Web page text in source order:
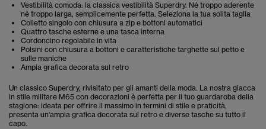
Vestibilità comoda: la classica vestibilità Superdry. Né troppo aderente
né troppo larga, semplicemente perfetta. Seleziona la tua solita taglia
Colletto singolo con chiusura a zip e bottoni automatici
Quattro tasche esterne e una tasca interna
Cordoncino regolabile in vita
Polsini con chiusura a bottoni e caratteristiche targhette sul petto e
sulle maniche
Ampia grafica decorata sul retro
Un classico Superdry, rivisitato per gli amanti della moda. La nostra giacca
in stile militare M65 con decorazioni è perfetta per il tuo guardaroba della
stagione: ideata per offrire il massimo in termini di stile e praticità,
presenta un'ampia grafica decorata sul retro e diverse tasche su tutto il
capo.